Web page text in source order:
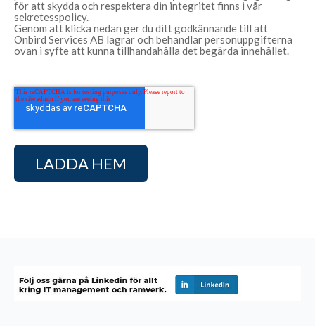
för att skydda och respektera din integritet finns i vår
sekretesspolicy.
Genom att klicka nedan ger du ditt godkännande till att
Onbird Services AB lagrar och behandlar personuppgifterna
ovan i syfte att kunna tillhandahålla det begärda innehållet.